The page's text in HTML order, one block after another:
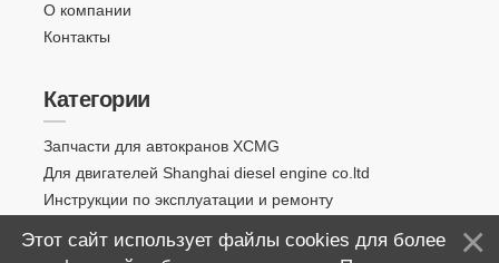
О компании
Контакты
Категории
Запчасти для автокранов XCMG
Для двигателей Shanghai diesel engine co.ltd
Инструкции по эксплуатации и ремонту
Этот сайт использует файлы cookies для более